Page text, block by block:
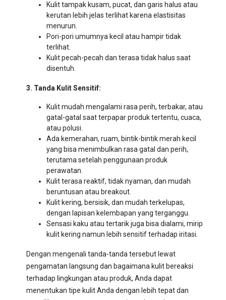
Kulit tampak kusam, pucat, dan garis halus atau
kerutan lebih jelas terlihat karena elastisitas
menurun.
Pori-pori umumnya kecil atau hampir tidak
terlihat.
Kulit pecah-pecah dan terasa tidak halus saat
disentuh.
3. Tanda Kulit Sensitif:
Kulit mudah mengalami rasa perih, terbakar, atau
gatal-gatal saat terpapar produk tertentu, cuaca,
atau polusi.
Ada kemerahan, ruam, bintik-bintik merah kecil
yang bisa menimbulkan rasa gatal dan perih,
terutama setelah penggunaan produk
perawatan.
Kulit terasa reaktif, tidak nyaman, dan mudah
beruntusan atau breakout.
Kulit kering, bersisik, dan mudah terkelupas,
dengan lapisan kelembapan yang terganggu.
Sensasi kaku atau tertarik juga bisa dialami, mirip
kulit kering namun lebih sensitif terhadap iritasi.
Dengan mengenali tanda-tanda tersebut lewat
pengamatan langsung dan bagaimana kulit bereaksi
terhadap lingkungan atau produk, Anda dapat
menentukan tipe kulit Anda dengan lebih tepat dan